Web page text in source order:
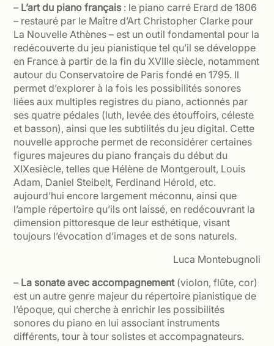
– L’art du piano français: le piano carré Erard de 1806
– restauré par le Maître d’Art Christopher Clarke pour
La Nouvelle Athènes – est un outil fondamental pour la
redécouverte du jeu pianistique tel qu’il se développe
en France à partir de la fin du XVIIIe siècle, notamment
autour du Conservatoire de Paris fondé en 1795. Il
permet d’explorer à la fois les possibilités sonores
liées aux multiples registres du piano, actionnés par
ses quatre pédales (luth, levée des étouffoirs, céleste
et basson), ainsi que les subtilités du jeu digital. Cette
nouvelle approche permet de reconsidérer certaines
figures majeures du piano français du début du
XIXesiècle, telles que Hélène de Montgeroult, Louis
Adam, Daniel Steibelt, Ferdinand Hérold, etc.
aujourd’hui encore largement méconnu, ainsi que
l’ample répertoire qu’ils ont laissé, en redécouvrant la
dimension pittoresque de leur esthétique, visant
toujours l’évocation d’images et de sons naturels.
Luca Montebugnoli
– La sonate avec accompagnement(violon, flûte, cor)
est un autre genre majeur du répertoire pianistique de
l’époque, qui cherche à enrichir les possibilités
sonores du piano en lui associant instruments
différents, tour à tour solistes et accompagnateurs.